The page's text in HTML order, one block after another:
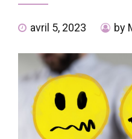
avril 5, 2023 by